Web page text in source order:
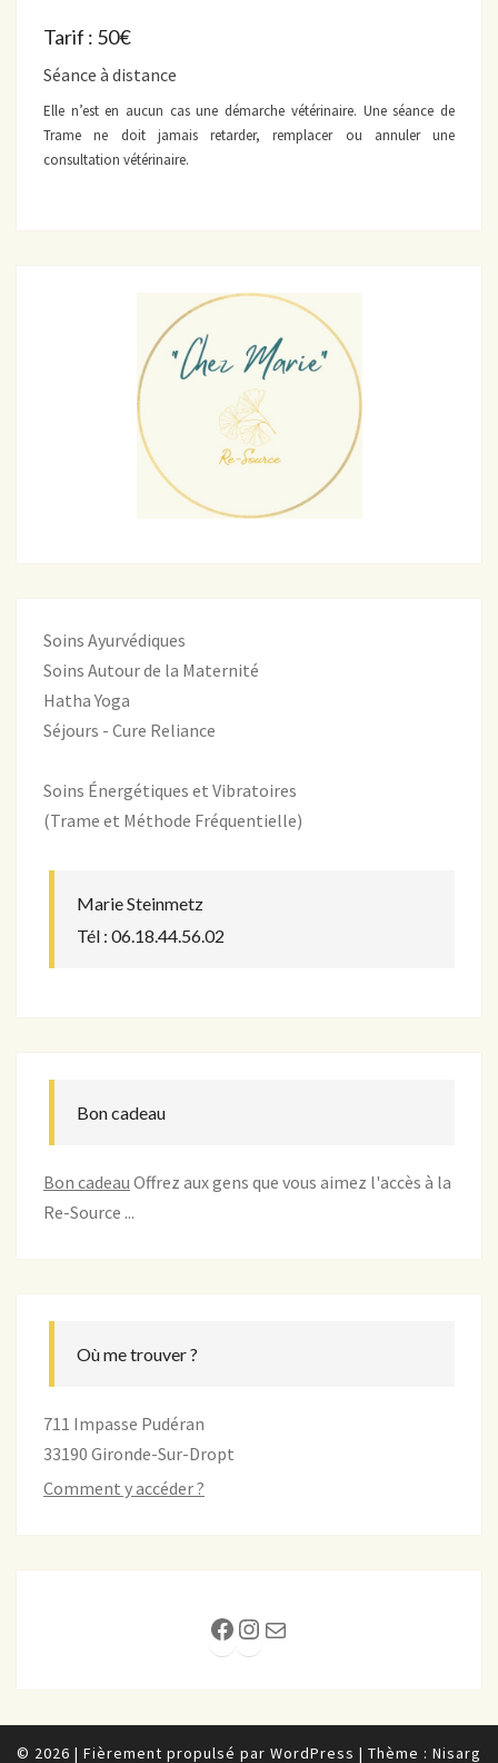
Tarif : 50€
Séance à distance
Elle n’est en aucun cas une démarche vétérinaire. Une séance de
Trame ne doit jamais retarder, remplacer ou annuler une
consultation vétérinaire.
Soins Ayurvédiques
Soins Autour de la Maternité
Hatha Yoga
Séjours - Cure Reliance
Soins Énergétiques et Vibratoires
(Trame et Méthode Fréquentielle)
Marie Steinmetz
Tél : 06.18.44.56.02
Bon cadeau
Bon cadeau Offrez aux gens que vous aimez l'accès à la
Re-Source ...
Où me trouver ?
711 Impasse Pudéran
33190 Gironde-Sur-Dropt
Comment y accéder ?
Facebook
Instagram
E-mail
© 2026 | Fièrement propulsé par WordPress | Thème : Nisarg